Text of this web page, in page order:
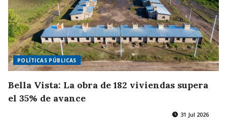
POLÍTICAS PÚBLICAS
Bella Vista: La obra de 182 viviendas supera
el 35% de avance
31 Jul 2026